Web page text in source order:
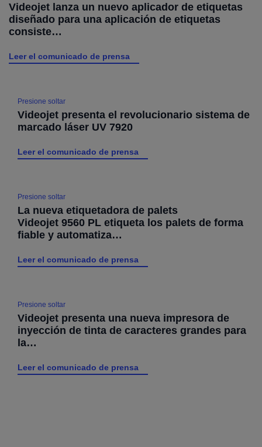
Videojet lanza un nuevo aplicador de etiquetas
diseñado para una aplicación de etiquetas
consiste…
Leer el comunicado de prensa
Presione soltar
Videojet presenta el revolucionario sistema de
marcado láser UV 7920
Leer el comunicado de prensa
Presione soltar
La nueva etiquetadora de palets
Videojet 9560 PL etiqueta los palets de forma
fiable y automatiza…
Leer el comunicado de prensa
Presione soltar
Videojet presenta una nueva impresora de
inyección de tinta de caracteres grandes para
la…
Leer el comunicado de prensa